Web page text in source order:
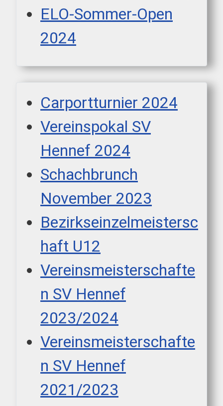
ELO-Sommer-Open
2024
Carportturnier 2024
Vereinspokal SV
Hennef 2024
Schachbrunch
November 2023
Bezirkseinzelmeistersc
haft U12
Vereinsmeisterschafte
n SV Hennef
2023/2024
Vereinsmeisterschafte
n SV Hennef
2021/2023